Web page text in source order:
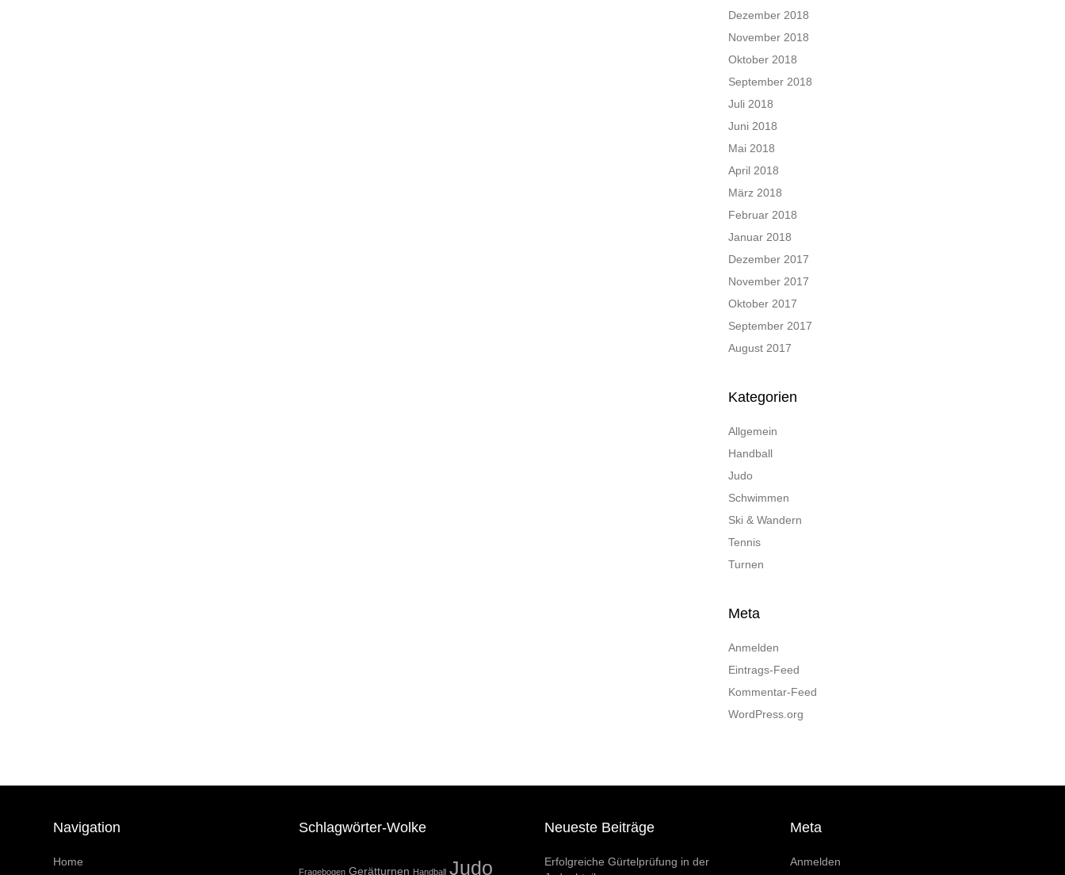
Dezember 2018
November 2018
Oktober 2018
September 2018
Juli 2018
Juni 2018
Mai 2018
April 2018
März 2018
Februar 2018
Januar 2018
Dezember 2017
November 2017
Oktober 2017
September 2017
August 2017
Kategorien
Allgemein
Handball
Judo
Schwimmen
Ski & Wandern
Tennis
Turnen
Meta
Anmelden
Eintrags-Feed
Kommentar-Feed
WordPress.org
Navigation
Home
Schlagwörter-Wolke
Fragebogen Gerätturnen Handball Judo
Neueste Beiträge
Erfolgreiche Gürtelprüfung in der
Meta
Anmelden